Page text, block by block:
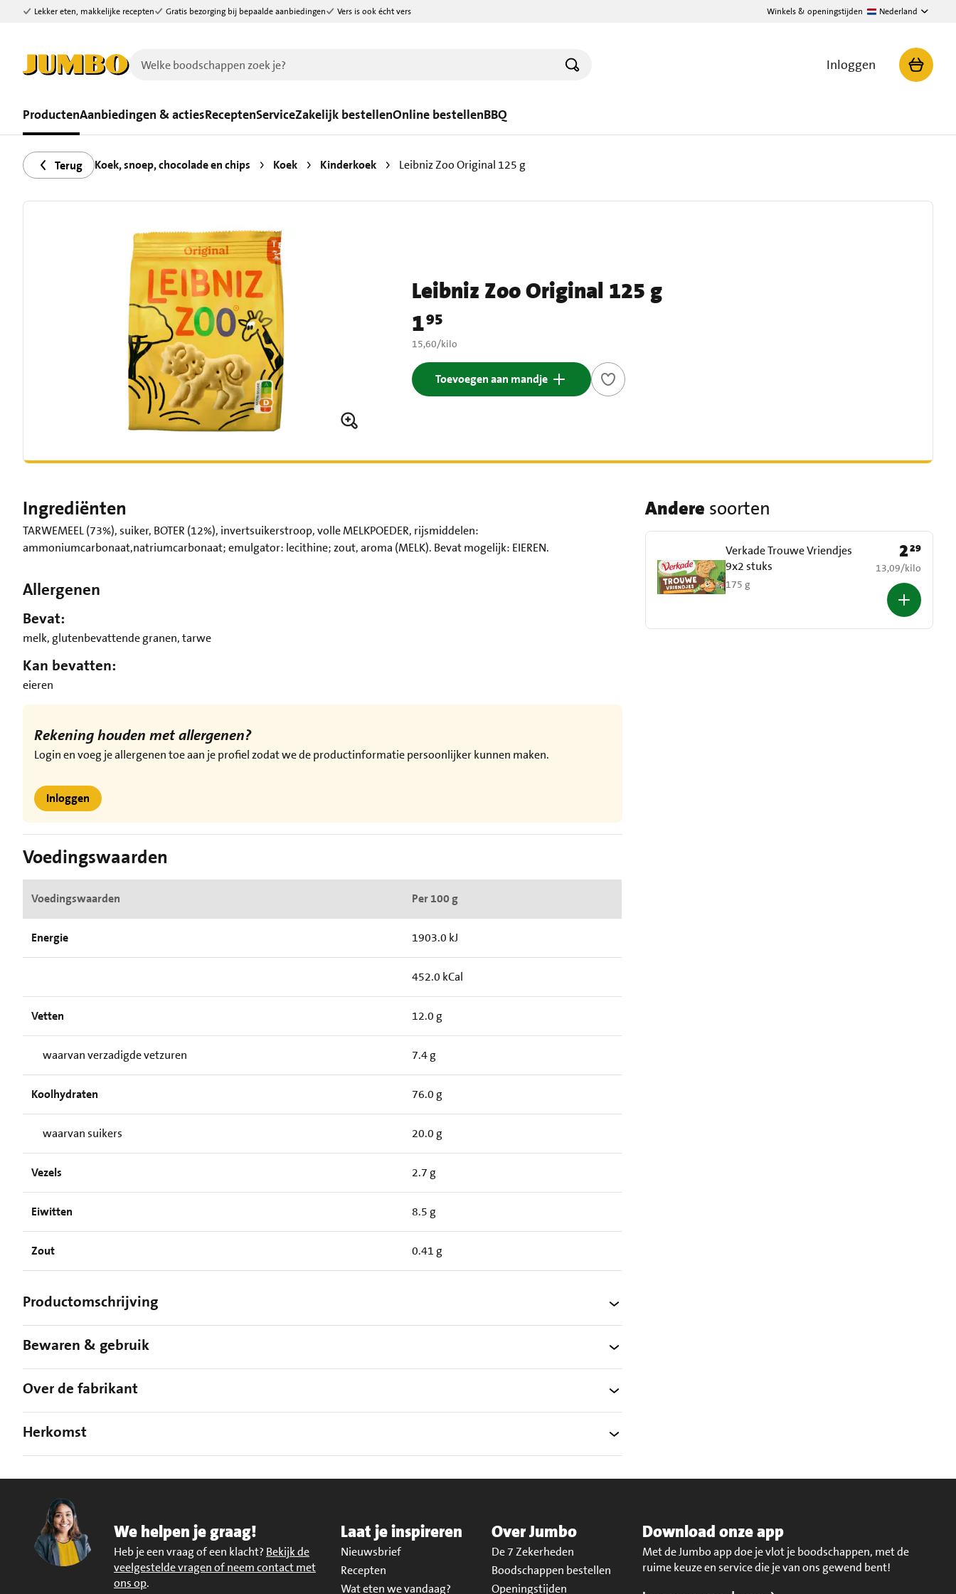
Ga naar zoeken
Ga naar hoofdinhoud
Lekker eten, makkelijke recepten Gratis bezorging bij bepaalde aanbiedingen Vers is ook écht vers Winkels & openingstijden Nederland
Inloggen
ProductenAanbiedingen & actiesReceptenServiceZakelijk bestellenOnline bestellenBBQ
Terug Koek, snoep, chocolade en chips Koek Kinderkoek Leibniz Zoo Original 125 g
Leibniz Zoo Original 125 g
Prijs: € 1,95
195
€ 15,60 per kilo
15,60/kilo
Toevoegen aan mandje
Ingrediënten
TARWEMEEL (73%), suiker, BOTER (12%), invertsuikerstroop, volle MELKPOEDER, rijsmiddelen:
ammoniumcarbonaat,natriumcarbonaat; emulgator: lecithine; zout, aroma (MELK). Bevat mogelijk: EIEREN.
Allergenen
Bevat:
melk, glutenbevattende granen, tarwe
Kan bevatten:
eieren
Rekening houden met allergenen?
Login en voeg je allergenen toe aan je profiel zodat we de productinformatie persoonlijker kunnen maken.
Inloggen
Voedingswaarden
Voedingswaarden Per 100 g
Energie 1903.0 kJ
452.0 kCal
Vetten 12.0 g
waarvan verzadigde vetzuren 7.4 g
Koolhydraten 76.0 g
waarvan suikers 20.0 g
Vezels 2.7 g
Eiwitten 8.5 g
Zout 0.41 g
Productomschrijving
Bewaren & gebruik
Over de fabrikant
Herkomst
Andere soorten
Verkade Trouwe Vriendjes
9x2 stuks
175 g
Prijs: € 2,29
229
€ 13,09 per kilo
13,09/kilo
We helpen je graag!
Heb je een vraag of een klacht? Bekijk de
veelgestelde vragen of neem contact met
ons op.
Laat je inspireren
Nieuwsbrief
Recepten
Wat eten we vandaag?
Over Jumbo
De 7 Zekerheden
Boodschappen bestellen
Openingstijden
Download onze app
Met de Jumbo app doe je vlot je boodschappen, met de
ruime keuze en service die je van ons gewend bent!